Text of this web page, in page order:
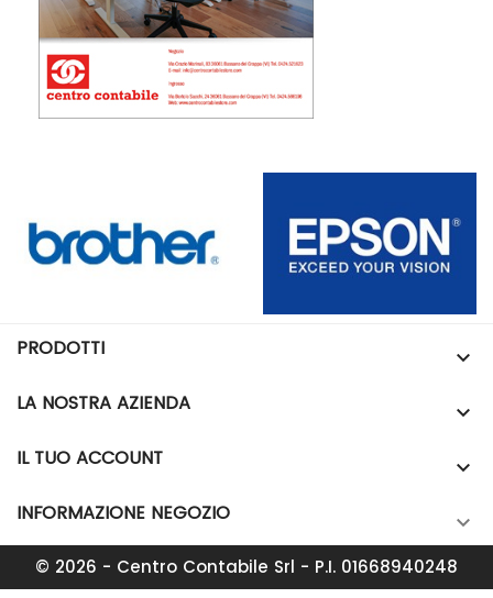
PRODOTTI 
LA NOSTRA AZIENDA 
IL TUO ACCOUNT 
INFORMAZIONE NEGOZIO 
© 2026 - Centro Contabile Srl - P.I. 01668940248